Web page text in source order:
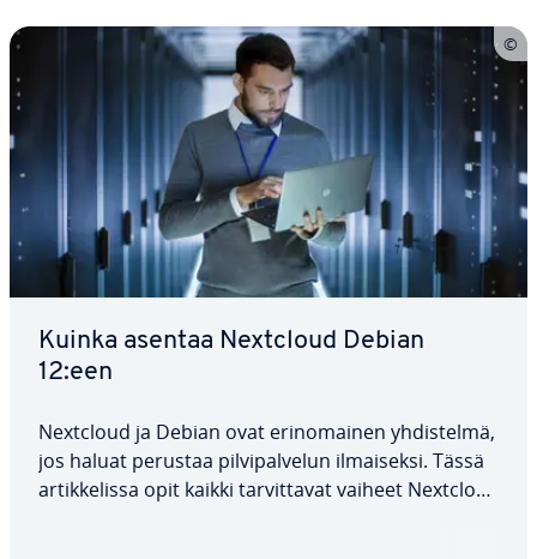
Kuinka asentaa Nextcloud Debian
12:een
Nextcloud ja Debian ovat erin­omai­nen yh­dis­tel­mä,
jos haluat perustaa pil­vi­pal­ve­lun il­mai­sek­si. Tässä
ar­tik­ke­lis­sa opit kaikki tar­vit­ta­vat vaiheet Nextclou­